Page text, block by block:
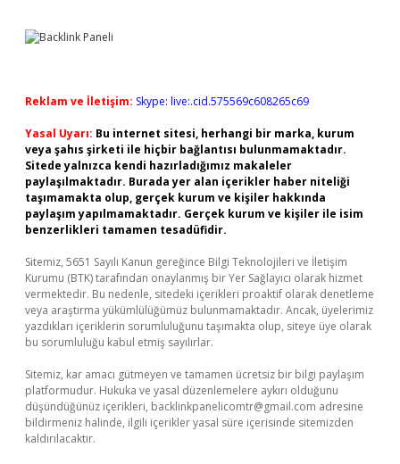
Reklam ve İletişim: Skype: live:.cid.575569c608265c69
Yasal Uyarı: Bu internet sitesi, herhangi bir marka, kurum
veya şahıs şirketi ile hiçbir bağlantısı bulunmamaktadır.
Sitede yalnızca kendi hazırladığımız makaleler
paylaşılmaktadır. Burada yer alan içerikler haber niteliği
taşımamakta olup, gerçek kurum ve kişiler hakkında
paylaşım yapılmamaktadır. Gerçek kurum ve kişiler ile isim
benzerlikleri tamamen tesadüfidir.
Sitemiz, 5651 Sayılı Kanun gereğince Bilgi Teknolojileri ve İletişim
Kurumu (BTK) tarafından onaylanmış bir Yer Sağlayıcı olarak hizmet
vermektedir. Bu nedenle, sitedeki içerikleri proaktif olarak denetleme
veya araştırma yükümlülüğümüz bulunmamaktadır. Ancak, üyelerimiz
yazdıkları içeriklerin sorumluluğunu taşımakta olup, siteye üye olarak
bu sorumluluğu kabul etmiş sayılırlar.
Sitemiz, kar amacı gütmeyen ve tamamen ücretsiz bir bilgi paylaşım
platformudur. Hukuka ve yasal düzenlemelere aykırı olduğunu
düşündüğünüz içerikleri, backlinkpanelicomtr@gmail.com adresine
bildirmeniz halinde, ilgili içerikler yasal süre içerisinde sitemizden
kaldırılacaktır.